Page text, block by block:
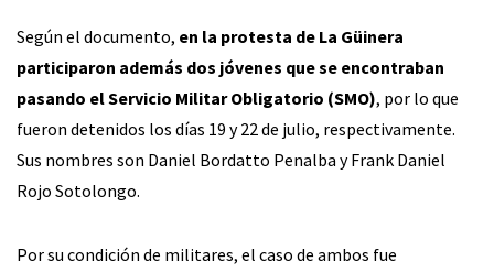
Según el documento, en la protesta de La Güinera
participaron además dos jóvenes que se encontraban
pasando el Servicio Militar Obligatorio (SMO), por lo que
fueron detenidos los días 19 y 22 de julio, respectivamente.
Sus nombres son Daniel Bordatto Penalba y Frank Daniel
Rojo Sotolongo.
Por su condición de militares, el caso de ambos fue